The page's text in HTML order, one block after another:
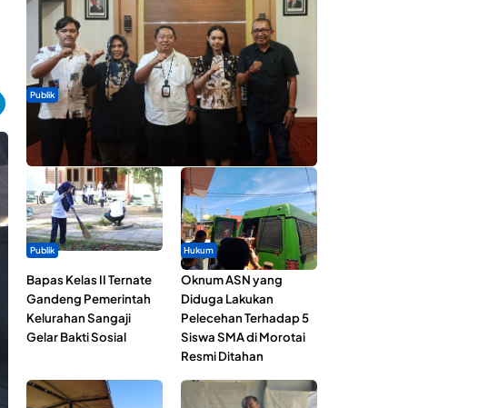
Publik
Dua Talenta Muda Ternate Wakili Maluku Utara di
Gita Bahana Nusantara 2026
Publik
Bapas Kelas II Ternate
Gandeng Pemerintah
Kelurahan Sangaji
Gelar Bakti Sosial
Hukum
Oknum ASN yang
Diduga Lakukan
Pelecehan Terhadap 5
Siswa SMA di Morotai
Resmi Ditahan